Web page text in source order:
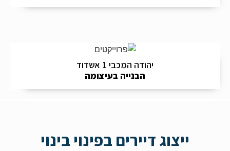
יהודה המכבי 1 אשדוד
הבנייה בעיצומה
ייצוג דיירים בפינוי בינוי